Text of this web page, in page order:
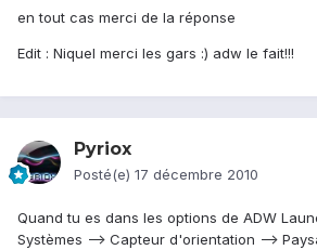
en tout cas merci de la réponse
Edit : Niquel merci les gars :) adw le fait!!!
Pyriox
Posté(e) 17 décembre 2010
Quand tu es dans les options de ADW
Systèmes --> Capteur d'orientation -->